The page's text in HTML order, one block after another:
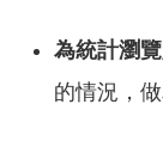
為統計瀏
的情況，